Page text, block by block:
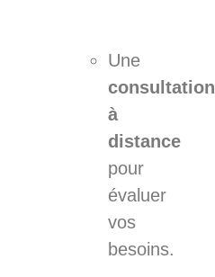
Une
consultation
à
distance
pour
évaluer
vos
besoins.